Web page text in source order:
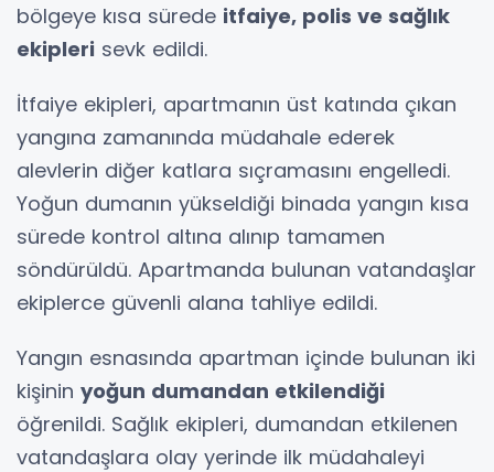
bölgeye kısa sürede itfaiye, polis ve sağlık
ekipleri sevk edildi.
İtfaiye ekipleri, apartmanın üst katında çıkan
yangına zamanında müdahale ederek
alevlerin diğer katlara sıçramasını engelledi.
Yoğun dumanın yükseldiği binada yangın kısa
sürede kontrol altına alınıp tamamen
söndürüldü. Apartmanda bulunan vatandaşlar
ekiplerce güvenli alana tahliye edildi.
Yangın esnasında apartman içinde bulunan iki
kişinin yoğun dumandan etkilendiği
öğrenildi. Sağlık ekipleri, dumandan etkilenen
vatandaşlara olay yerinde ilk müdahaleyi